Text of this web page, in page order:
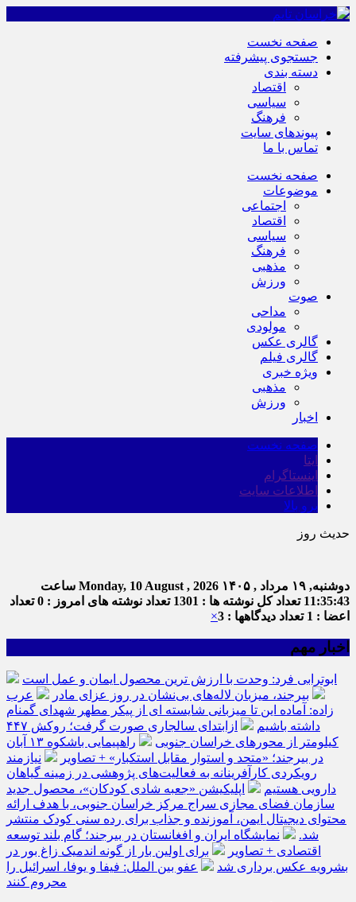
صفحه نخست
جستجوی پیشرفته
دسته بندی
اقتصاد
سیاسی
فرهنگ
پیوندهای سایت
تماس با ما
صفحه نخست
موضوعات
اجتماعی
اقتصاد
سیاسی
فرهنگ
مذهبی
ورزش
صوت
مداحی
مولودی
گالری عکس
گالری فیلم
ویژه خبری
مذهبی
ورزش
اخبار
صفحه نخست
ایتا
اینستاگرام
اطلاعات سایت
برو بالا
حدیث روز
دوشنبه, ۱۹ مرداد , ۱۴۰۵ Monday, 10 August , 2026 ساعت
11:35:43 تعداد کل نوشته ها : 1301 تعداد نوشته های امروز : 0
تعداد
اعضا : 1
تعداد دیدگاهها : 3 ×
اخبار مهم
ابوترابی فرد: وحدت با ارزش ترین محصول ایمان و عمل است
بیرجند، میزبان لاله‌های بی‌نشان در روز عزای مادر
عرب
زاده: آماده این تا میزبانی شایسته ای از پیکر مطهر شهدای گمنام
داشته باشیم
ازابتدای سالجاری صورت گرفت؛ روکش ۴۴۷
کیلومتر از محورهای خراسان جنوبی
راهپیمایی باشکوه ۱۳ آبان
در بیرجند؛ «متحد و استوار مقابل استکبار» + تصاویر
نیازمند
رویکردی کارآفرینانه به فعالیت‌های پژوهشی در زمینه گیاهان
دارویی هستیم
اپلیکیشن «جعبه شادی کودکان»، محصول جدید
سازمان فضای مجازی سراج مرکز خراسان جنوبی، با هدف ارائه
محتوای دیجیتال ایمن، آموزنده و جذاب برای رده سنی کودک منتشر
شد.
نمایشگاه ایران و افغانستان در بیرجند؛ گام بلند توسعه
اقتصادی + تصاویر
برای اولین بار از گونه اندمیک زاغ بور در
بشرویه عکس برداری شد
عفو بین الملل: فیفا و یوفا، اسرائیل را
محروم کنند